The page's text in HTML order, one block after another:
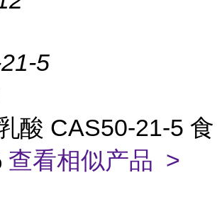
5
酸 CAS50-21-5 食
查看相似产品 >